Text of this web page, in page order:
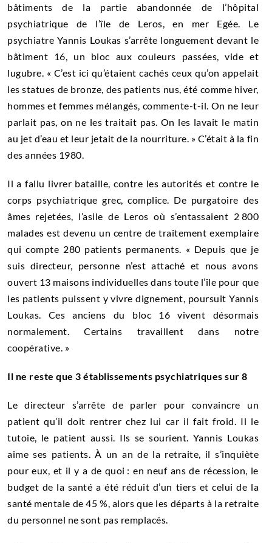
bâtiments de la partie abandonnée de l’hôpital
psychiatrique de l’île de ­Leros, en mer Egée. Le
psychiatre Yannis Loukas s’arrête longuement devant le
bâtiment 16, un bloc aux couleurs passées, vide et
lugubre. « C’est ici qu’étaient cachés ceux qu’on appelait
les statues de bronze, des patients nus, été comme hiver,
hommes et femmes mélangés, commente-t-il. On ne leur
parlait pas, on ne les traitait pas. On les lavait le matin
au jet d’eau et leur jetait de la nourriture. » C’était à la fin
des années 1980.
Il a fallu livrer bataille, contre les autorités et contre le
corps psychiatrique grec, complice. De purgatoire des
âmes rejetées, l’asile de Leros où s’entassaient 2 800
malades est devenu un centre de traitement exemplaire
qui compte 280 patients permanents. « Depuis que je
suis directeur, personne n’est attaché et nous avons
ouvert 13 maisons individuelles dans toute l’île pour que
les patients puissent y vivre dignement, poursuit Yannis
Loukas. Ces anciens du bloc 16 vivent désormais
normalement. Certains travaillent dans notre
coopérative. »
Il ne reste que 3 établissements psychiatriques sur 8
Le directeur s’arrête de parler pour convaincre un
patient qu’il doit rentrer chez lui car il fait froid. Il le
tutoie, le patient aussi. Ils se sourient. Yannis Loukas
aime ses patients. À un an de la retraite, il s’inquiète
pour eux, et il y a de quoi : en neuf ans de récession, le
budget de la santé a été réduit d’un tiers et celui de la
santé mentale de 45 %, alors que les départs à la retraite
du personnel ne sont pas remplacés.